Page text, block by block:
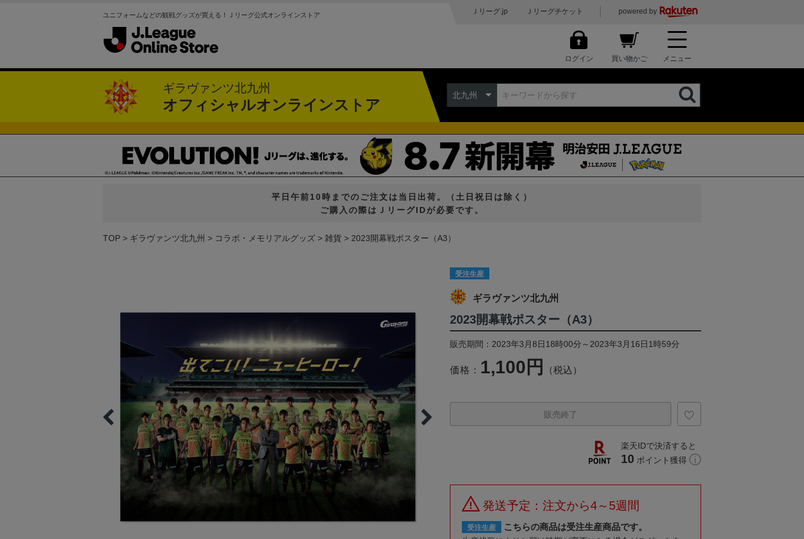
ユニフォームなどの観戦グッズが買える！Ｊリーグ公式オンラインストア Ｊリーグ.jp Ｊリーグチケット powered by
ログイン 買い物かご メニュー
ギラヴァンツ北九州
オフィシャルオンラインストア
北九州
平日午前10時までのご注文は当日出荷。（土日祝日は除く）
ご購入の際はＪリーグIDが必要です。
TOP ギラヴァンツ北九州 コラボ・メモリアルグッズ 雑貨 2023開幕戦ポスター（A3）
受注生産
ギラヴァンツ北九州
2023開幕戦ポスター（A3）
販売期間：2023年3月8日18時00分～2023年3月16日1時59分
価格： 1,100円 （税込）
販売終了
楽天IDで決済すると
10 ポイント獲得
発送予定：注文から4～5週間
受注生産 こちらの商品は受注生産商品です。